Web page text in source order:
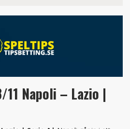
Napoli – Lazio |